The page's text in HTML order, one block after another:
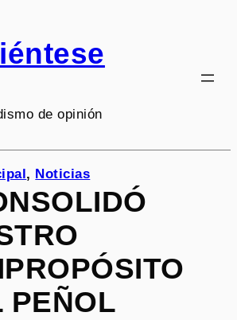
de opinión
, Noticias
PEÑOL